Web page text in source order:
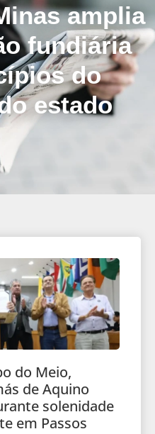
amplia
fundiária
do
estado
do Meio,
de Aquino
solenidade
em Passos